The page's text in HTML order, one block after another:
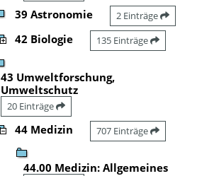
39 Astronomie 2 Einträge
42 Biologie 135 Einträge
43 Umweltforschung,
Umweltschutz
20 Einträge
44 Medizin 707 Einträge
44.00 Medizin: Allgemeines